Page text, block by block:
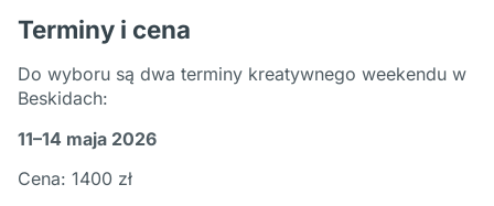
Terminy i cena
Do wyboru są dwa terminy kreatywnego weekendu w
Beskidach:
11–14 maja 2026
Cena: 1400 zł